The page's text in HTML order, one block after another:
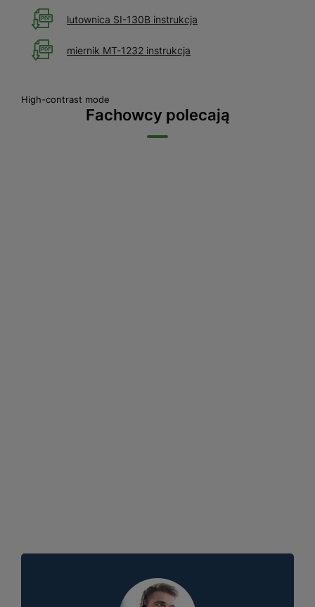
lutownica SI-130B instrukcja
miernik MT-1232 instrukcja
High-contrast mode
Fachowcy polecają